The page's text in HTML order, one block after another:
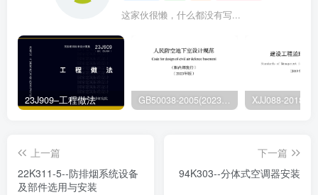
这家伙很懒，什么都没有写...
23J909–工程做法 GB50038-2005(2023版)–人民防空地下室设计规范
上一篇
22K311-5--防排烟系统设备
及部件选用与安装
下一篇
94K303--分体式空调器安装